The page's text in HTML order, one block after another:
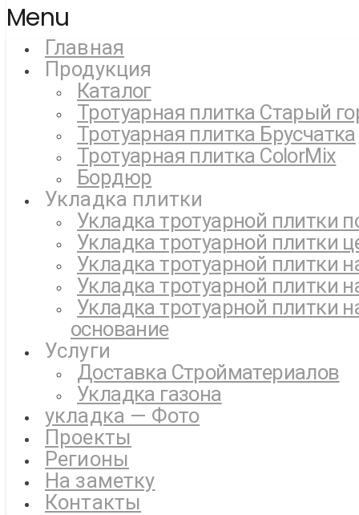
Menu
Главная
Продукция
Каталог
Тротуарная плитка Старый
Тротуарная плитка Брусчатка
Тротуарная плитка ColorMix
Бордюр
Укладка плитки
Укладка тротуарной плитки
Укладка тротуарной плитки
Укладка тротуарной плитки
Укладка тротуарной плитки
Укладка тротуарной плитки
основание
Услуги
Доставка Стройматериалов
Укладка газона
укладка — Фото
Проекты
Регионы
На заметку
Контакты